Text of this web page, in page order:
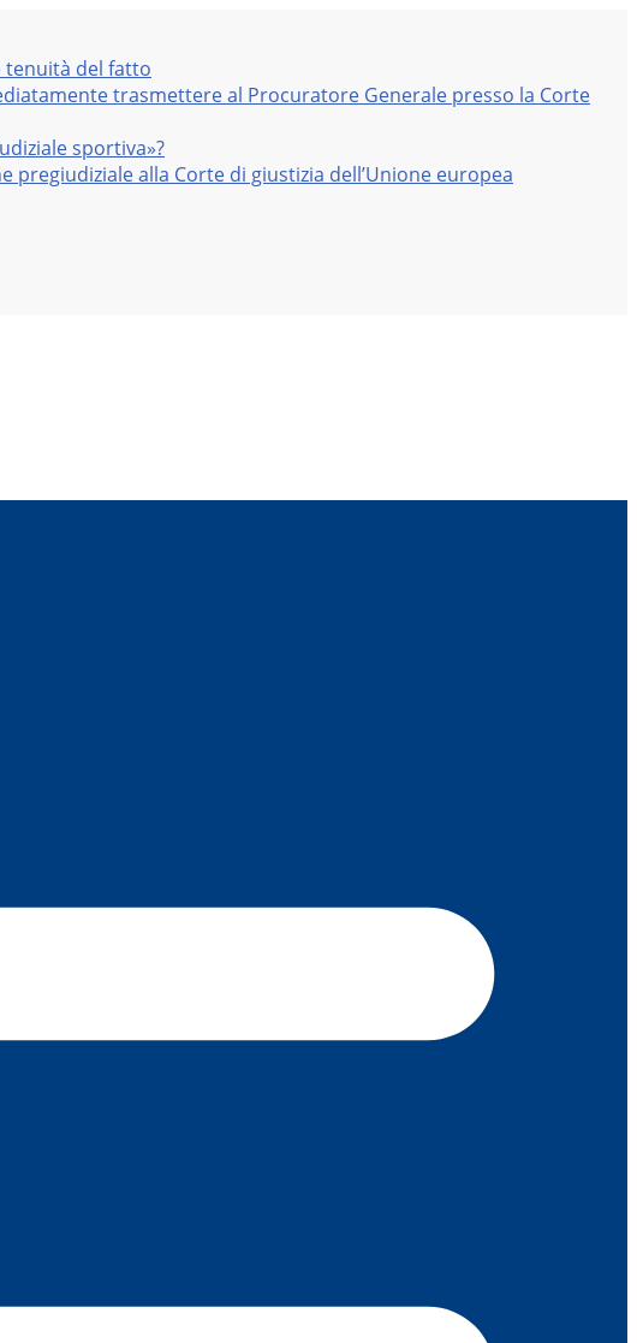
tenuità del fatto
trasmettere al Procuratore Generale presso la Corte
sportiva»?
alla Corte di giustizia dell’Unione europea